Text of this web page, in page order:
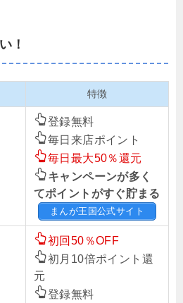
！
特徴
登録無料
毎日来店ポイント
毎日最大50％還元
キャンペーンが多く
てポイントがすぐ貯まる
まんが王国公式サイト
初回50％OFF
初月10倍ポイント還
元
登録無料